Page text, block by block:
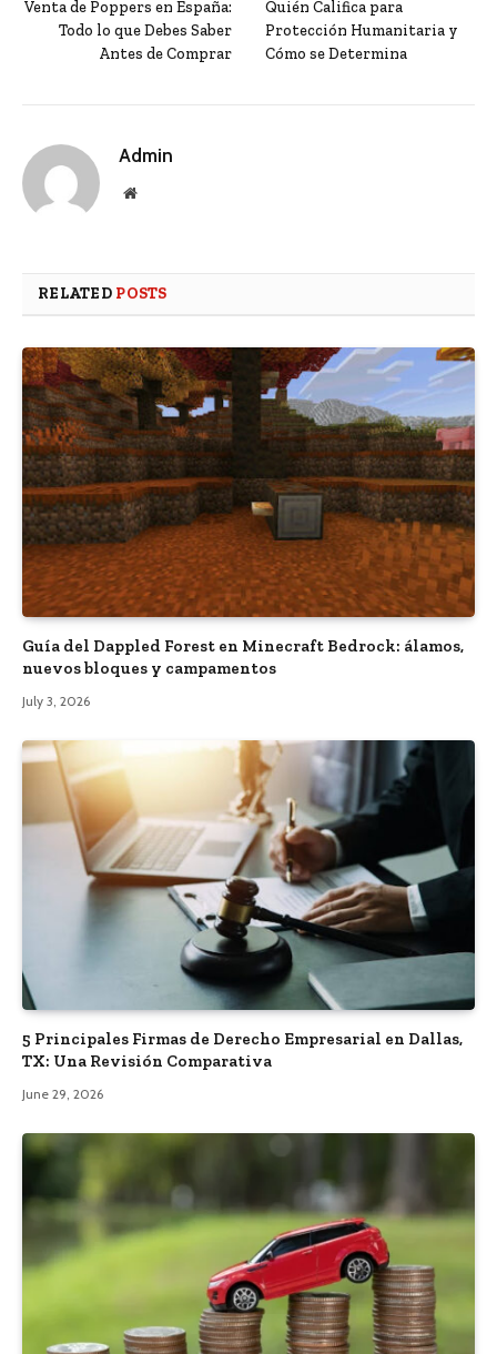
Venta de Poppers en España:
Todo lo que Debes Saber
Antes de Comprar
Quién Califica para
Protección Humanitaria y
Cómo se Determina
Admin
Website
RELATED POSTS
Guía del Dappled Forest en Minecraft Bedrock: álamos,
nuevos bloques y campamentos
July 3, 2026
5 Principales Firmas de Derecho Empresarial en Dallas,
TX: Una Revisión Comparativa
June 29, 2026